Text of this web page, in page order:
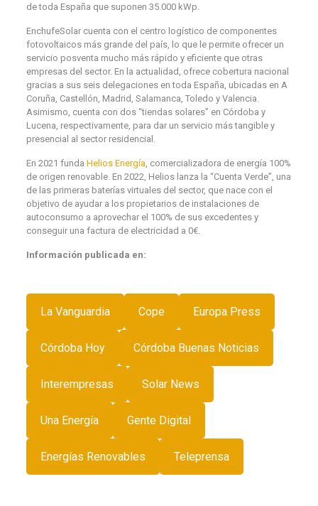
de toda España que suponen 35.000 kWp.
EnchufeSolar cuenta con el centro logístico de componentes
fotovoltaicos más grande del país, lo que le permite ofrecer un
servicio posventa mucho más rápido y eficiente que otras
empresas del sector. En la actualidad, ofrece cobertura nacional
gracias a sus seis delegaciones en toda España, ubicadas en A
Coruña, Castellón, Madrid, Salamanca, Toledo y Valencia.
Asimismo, cuenta con dos “tiendas solares” en Córdoba y
Lucena, respectivamente, para dar un servicio más tangible y
presencial al sector residencial.
En 2021 funda Helios Energía , comercializadora de energía 100%
de origen renovable. En 2022, Helios lanza la “Cuenta Verde”, una
de las primeras baterías virtuales del sector, que nace con el
objetivo de ayudar a los propietarios de instalaciones de
autoconsumo a aprovechar el 100% de sus excedentes y
conseguir una factura de electricidad a 0€.
Información publicada en:
La Vanguardia Cope Europa Press
Córdoba Hoy Córdoba Buenas Noticias
Interempresas Solar News
Una Energía Gente Digital
Energías Renovables Teleprensa